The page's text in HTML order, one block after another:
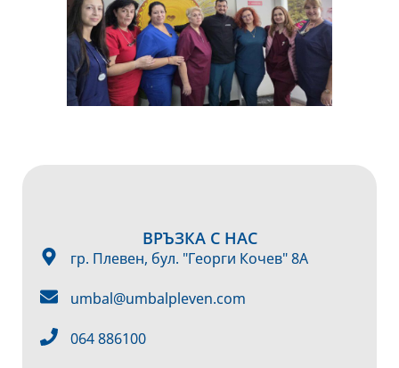
ВРЪЗКА С НАС
гр. Плевен, бул. "Георги Кочев" 8А
umbal@umbalpleven.com
064 886100